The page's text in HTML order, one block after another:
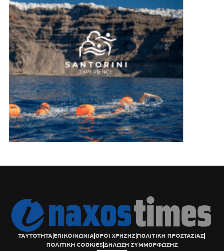
ΤΑΥΤΟΤΗΤΑ|ΕΠΙΚΟΙΝΩΝΙΑ|ΟΡΟΙ ΧΡΗΣΗΣ|ΠΟΛΙΤΙΚΗ ΠΡΟΣΤΑΣΙΑΣ|
ΠΟΛΙΤΙΚΗ COOKIES|ΔΗΛΩΣΗ ΣΥΜΜΟΡΦΩΣΗΣ